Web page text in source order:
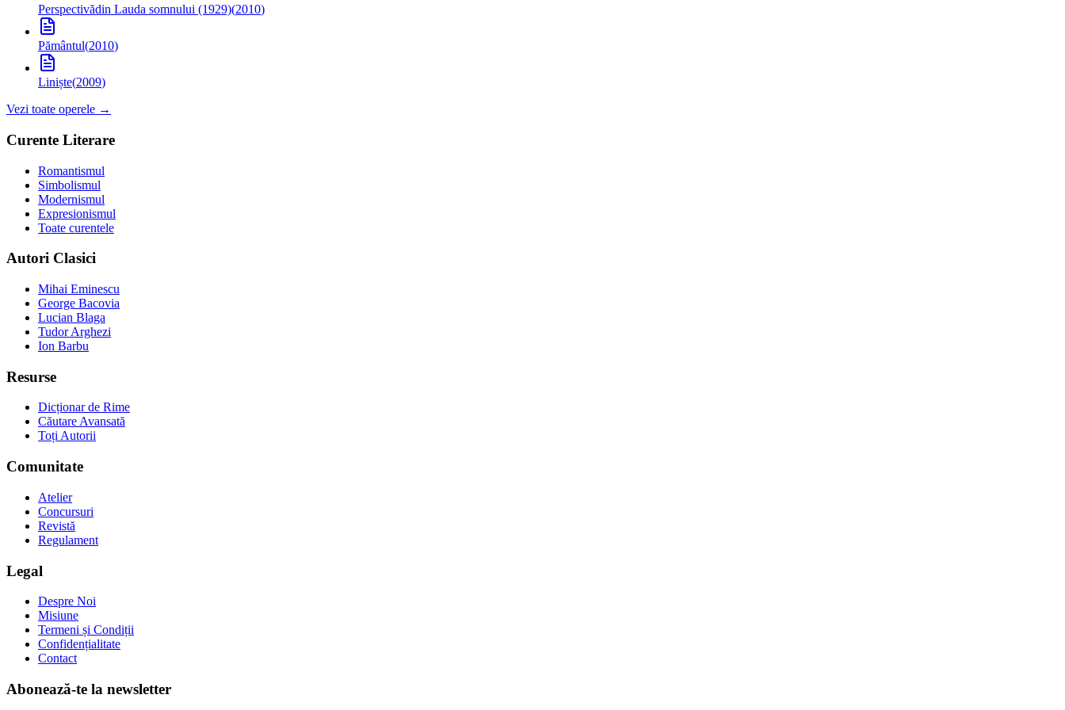
Perspectivădin Lauda somnului (1929)(2010)
Pământul(2010)
Liniște(2009)
Vezi toate operele →
Curente Literare
Romantismul
Simbolismul
Modernismul
Expresionismul
Toate curentele
Autori Clasici
Mihai Eminescu
George Bacovia
Lucian Blaga
Tudor Arghezi
Ion Barbu
Resurse
Dicționar de Rime
Căutare Avansată
Toți Autorii
Comunitate
Atelier
Concursuri
Revistă
Regulament
Legal
Despre Noi
Misiune
Termeni și Condiții
Confidențialitate
Contact
Abonează-te la newsletter